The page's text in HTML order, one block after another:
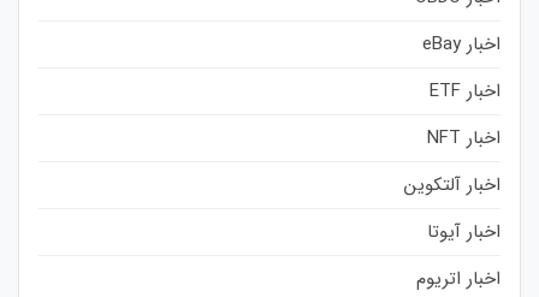
اخبار eBay
اخبار ETF
اخبار NFT
اخبار آلتکوین
اخبار آیوتا
اخبار اتریوم